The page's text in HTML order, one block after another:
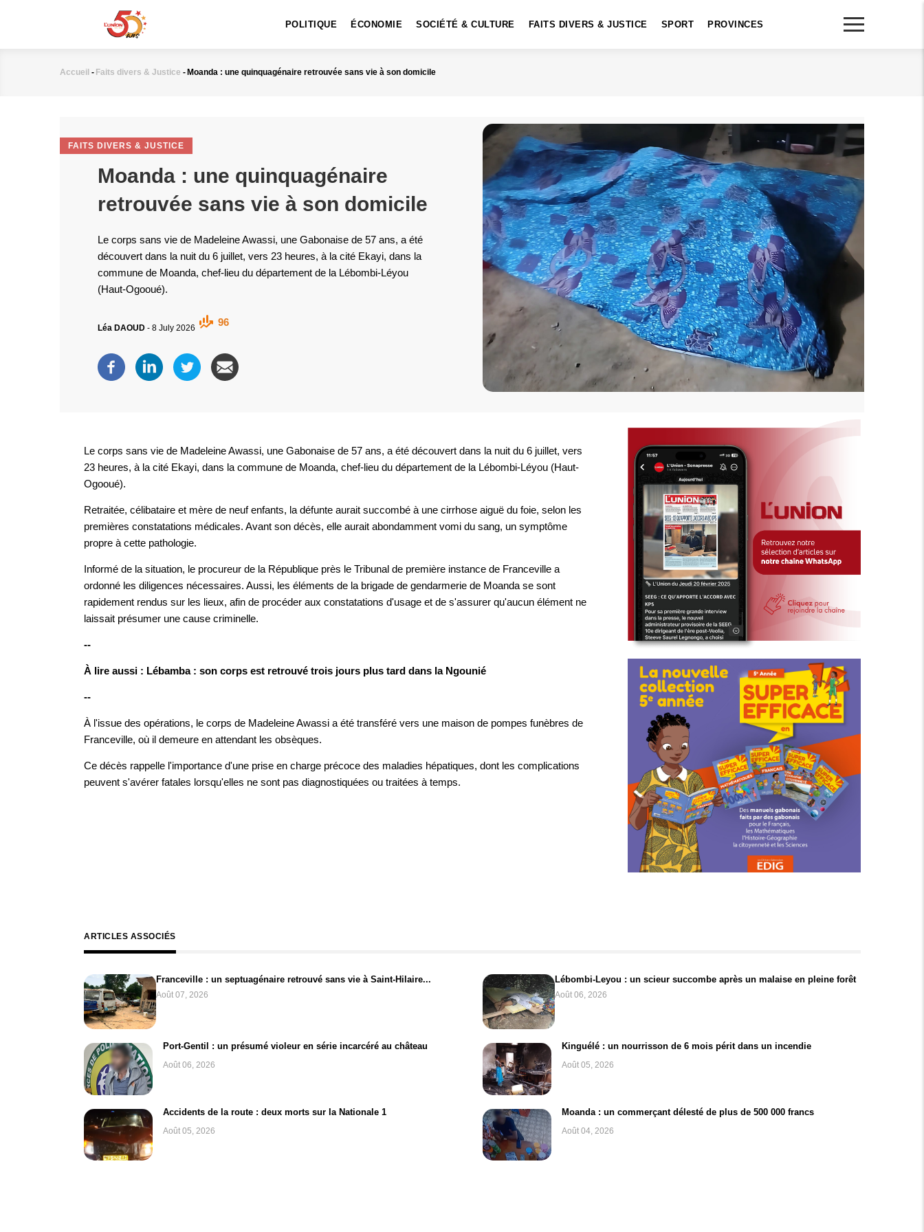
POLITIQUE ÉCONOMIE SOCIÉTÉ & CULTURE FAITS DIVERS & JUSTICE SPORT PROVINCES
Fil
Accueil - Faits divers & Justice - Moanda : une quinquagénaire retrouvée sans vie à son domicile
FAITS DIVERS & JUSTICE
Moanda : une quinquagénaire
retrouvée sans vie à son domicile
Le corps sans vie de Madeleine Awassi, une Gabonaise de 57 ans, a été
découvert dans la nuit du 6 juillet, vers 23 heures, à la cité Ekayi, dans la
commune de Moanda, chef-lieu du département de la Lébombi-Léyou
(Haut-Ogooué).
Léa DAOUD - 8 July 2026
96
Le corps sans vie de Madeleine Awassi, une Gabonaise de 57 ans, a été découvert dans la nuit du 6 juillet, vers
23 heures, à la cité Ekayi, dans la commune de Moanda, chef-lieu du département de la Lébombi-Léyou (Haut-
Ogooué).
Retraitée, célibataire et mère de neuf enfants, la défunte aurait succombé à une cirrhose aiguë du foie, selon les
premières constatations médicales. Avant son décès, elle aurait abondamment vomi du sang, un symptôme
propre à cette pathologie.
Informé de la situation, le procureur de la République près le Tribunal de première instance de Franceville a
ordonné les diligences nécessaires. Aussi, les éléments de la brigade de gendarmerie de Moanda se sont
rapidement rendus sur les lieux, afin de procéder aux constatations d'usage et de s'assurer qu'aucun élément ne
laissait présumer une cause criminelle.
--
À lire aussi : Lébamba : son corps est retrouvé trois jours plus tard dans la Ngounié
--
À l'issue des opérations, le corps de Madeleine Awassi a été transféré vers une maison de pompes funèbres de
Franceville, où il demeure en attendant les obsèques.
Ce décès rappelle l'importance d'une prise en charge précoce des maladies hépatiques, dont les complications
peuvent s'avérer fatales lorsqu'elles ne sont pas diagnostiquées ou traitées à temps.
ARTICLES ASSOCIÉS
Franceville : un septuagénaire retrouvé sans vie à Saint-Hilaire...
Août 07, 2026
Lébombi-Leyou : un scieur succombe après un malaise en pleine forêt
Août 06, 2026
Port-Gentil : un présumé violeur en série incarcéré au château
Août 06, 2026
Kinguélé : un nourrisson de 6 mois périt dans un incendie
Août 05, 2026
Accidents de la route : deux morts sur la Nationale 1
Août 05, 2026
Moanda : un commerçant délesté de plus de 500 000 francs
Août 04, 2026